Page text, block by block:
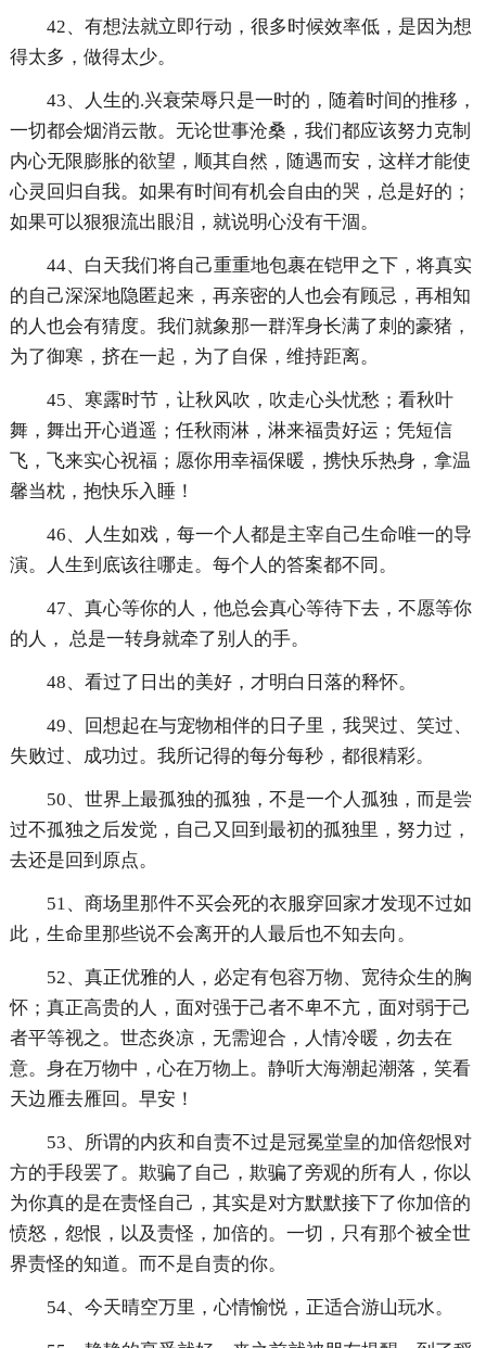
42、有想法就立即行动，很多时候效率低，是因为想
得太多，做得太少。
43、人生的.兴衰荣辱只是一时的，随着时间的推移，
一切都会烟消云散。无论世事沧桑，我们都应该努力克制
内心无限膨胀的欲望，顺其自然，随遇而安，这样才能使
心灵回归自我。如果有时间有机会自由的哭，总是好的；
如果可以狠狠流出眼泪，就说明心没有干涸。
44、白天我们将自己重重地包裹在铠甲之下，将真实
的自己深深地隐匿起来，再亲密的人也会有顾忌，再相知
的人也会有猜度。我们就象那一群浑身长满了刺的豪猪，
为了御寒，挤在一起，为了自保，维持距离。
45、寒露时节，让秋风吹，吹走心头忧愁；看秋叶
舞，舞出开心逍遥；任秋雨淋，淋来福贵好运；凭短信
飞，飞来实心祝福；愿你用幸福保暖，携快乐热身，拿温
馨当枕，抱快乐入睡！
46、人生如戏，每一个人都是主宰自己生命唯一的导
演。人生到底该往哪走。每个人的答案都不同。
47、真心等你的人，他总会真心等待下去，不愿等你
的人， 总是一转身就牵了别人的手。
48、看过了日出的美好，才明白日落的释怀。
49、回想起在与宠物相伴的日子里，我哭过、笑过、
失败过、成功过。我所记得的每分每秒，都很精彩。
50、世界上最孤独的孤独，不是一个人孤独，而是尝
过不孤独之后发觉，自己又回到最初的孤独里，努力过，
去还是回到原点。
51、商场里那件不买会死的衣服穿回家才发现不过如
此，生命里那些说不会离开的人最后也不知去向。
52、真正优雅的人，必定有包容万物、宽待众生的胸
怀；真正高贵的人，面对强于己者不卑不亢，面对弱于己
者平等视之。世态炎凉，无需迎合，人情冷暖，勿去在
意。身在万物中，心在万物上。静听大海潮起潮落，笑看
天边雁去雁回。早安！
53、所谓的内疚和自责不过是冠冕堂皇的加倍怨恨对
方的手段罢了。欺骗了自己，欺骗了旁观的所有人，你以
为你真的是在责怪自己，其实是对方默默接下了你加倍的
愤怒，怨恨，以及责怪，加倍的。一切，只有那个被全世
界责怪的知道。而不是自责的你。
54、今天晴空万里，心情愉悦，正适合游山玩水。